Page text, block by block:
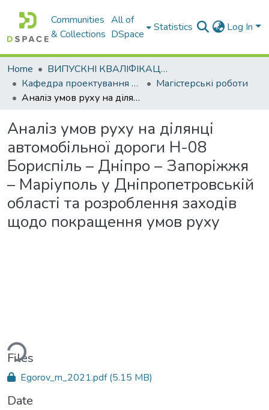
Communities
& Collections
All of
DSpace
Statistics Log In
Home
ВИПУСКНІ КВАЛІФІКАЦІЙНІ РОБОТИ
Кафедра проектування доріг, геодезії і землеустрою
Магістерські роботи
Аналіз умов руху на ділянці автомобільної дороги Н-08 Бориспіль – Дніпро – Запоріжжя – Маріуполь у Дніпропетровській області та розроблення заходів щодо покращення умов руху
Аналіз умов руху на ділянці
автомобільної дороги Н-08
Бориспіль – Дніпро – Запоріжжя
– Маріуполь у Дніпропетровській
області та розроблення заходів
щодо покращення умов руху
Files
Egorov_m_2021.pdf(5.15 MB)
Date